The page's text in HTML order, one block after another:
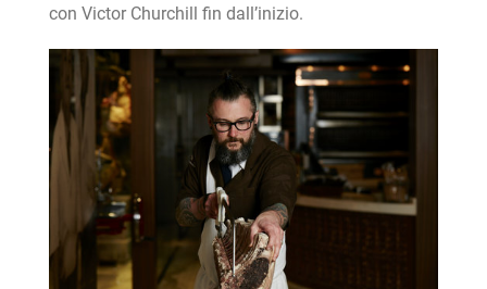
con Victor Churchill fin dall’inizio.